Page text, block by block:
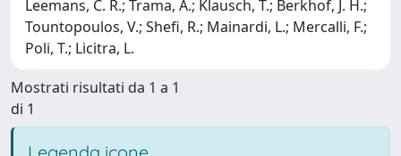
Leemans, C. R.; Trama, A.; Klausch, T.; Berkhof, J. H.;
Tountopoulos, V.; Shefi, R.; Mainardi, L.; Mercalli, F.;
Poli, T.; Licitra, L.
Mostrati risultati da 1 a 1
di 1